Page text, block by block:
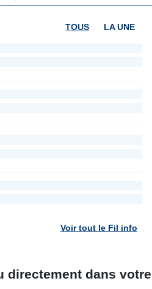
LA UNE
TOUS
Voir tout le Fil info
directement dans votre